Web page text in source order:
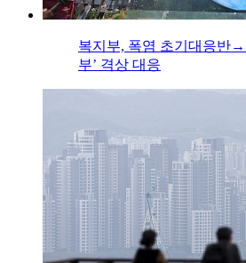
복지부, 폭염 초기대응반
부’ 격상 대응